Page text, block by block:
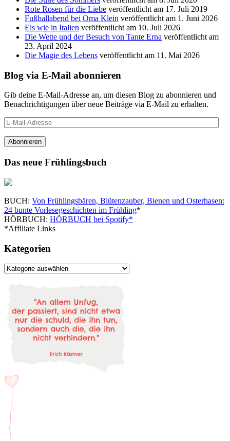
Rote Rosen für die Liebe veröffentlicht am 17. Juli 2019
Fußballabend bei Oma Klein veröffentlicht am 1. Juni 2026
Eis wie in Italien veröffentlicht am 10. Juli 2026
Die Wette und der Besuch von Tante Erna veröffentlicht am
23. April 2024
Die Magie des Lebens veröffentlicht am 11. Mai 2026
Blog via E-Mail abonnieren
Gib deine E-Mail-Adresse an, um diesen Blog zu abonnieren und
Benachrichtigungen über neue Beiträge via E-Mail zu erhalten.
E-
Mail-
Adresse
Abonnieren
Das neue Frühlingsbuch
BUCH: Von Frühlingsbären, Blütenzauber, Bienen und Osterhasen:
24 bunte Vorlesegeschichten im Frühling*
HÖRBUCH: HÖRBUCH bei Spotify*
*Affiliate Links
Kategorien
Kategorien